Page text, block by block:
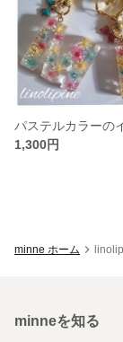
1,300円
minne ホーム
minneを知る